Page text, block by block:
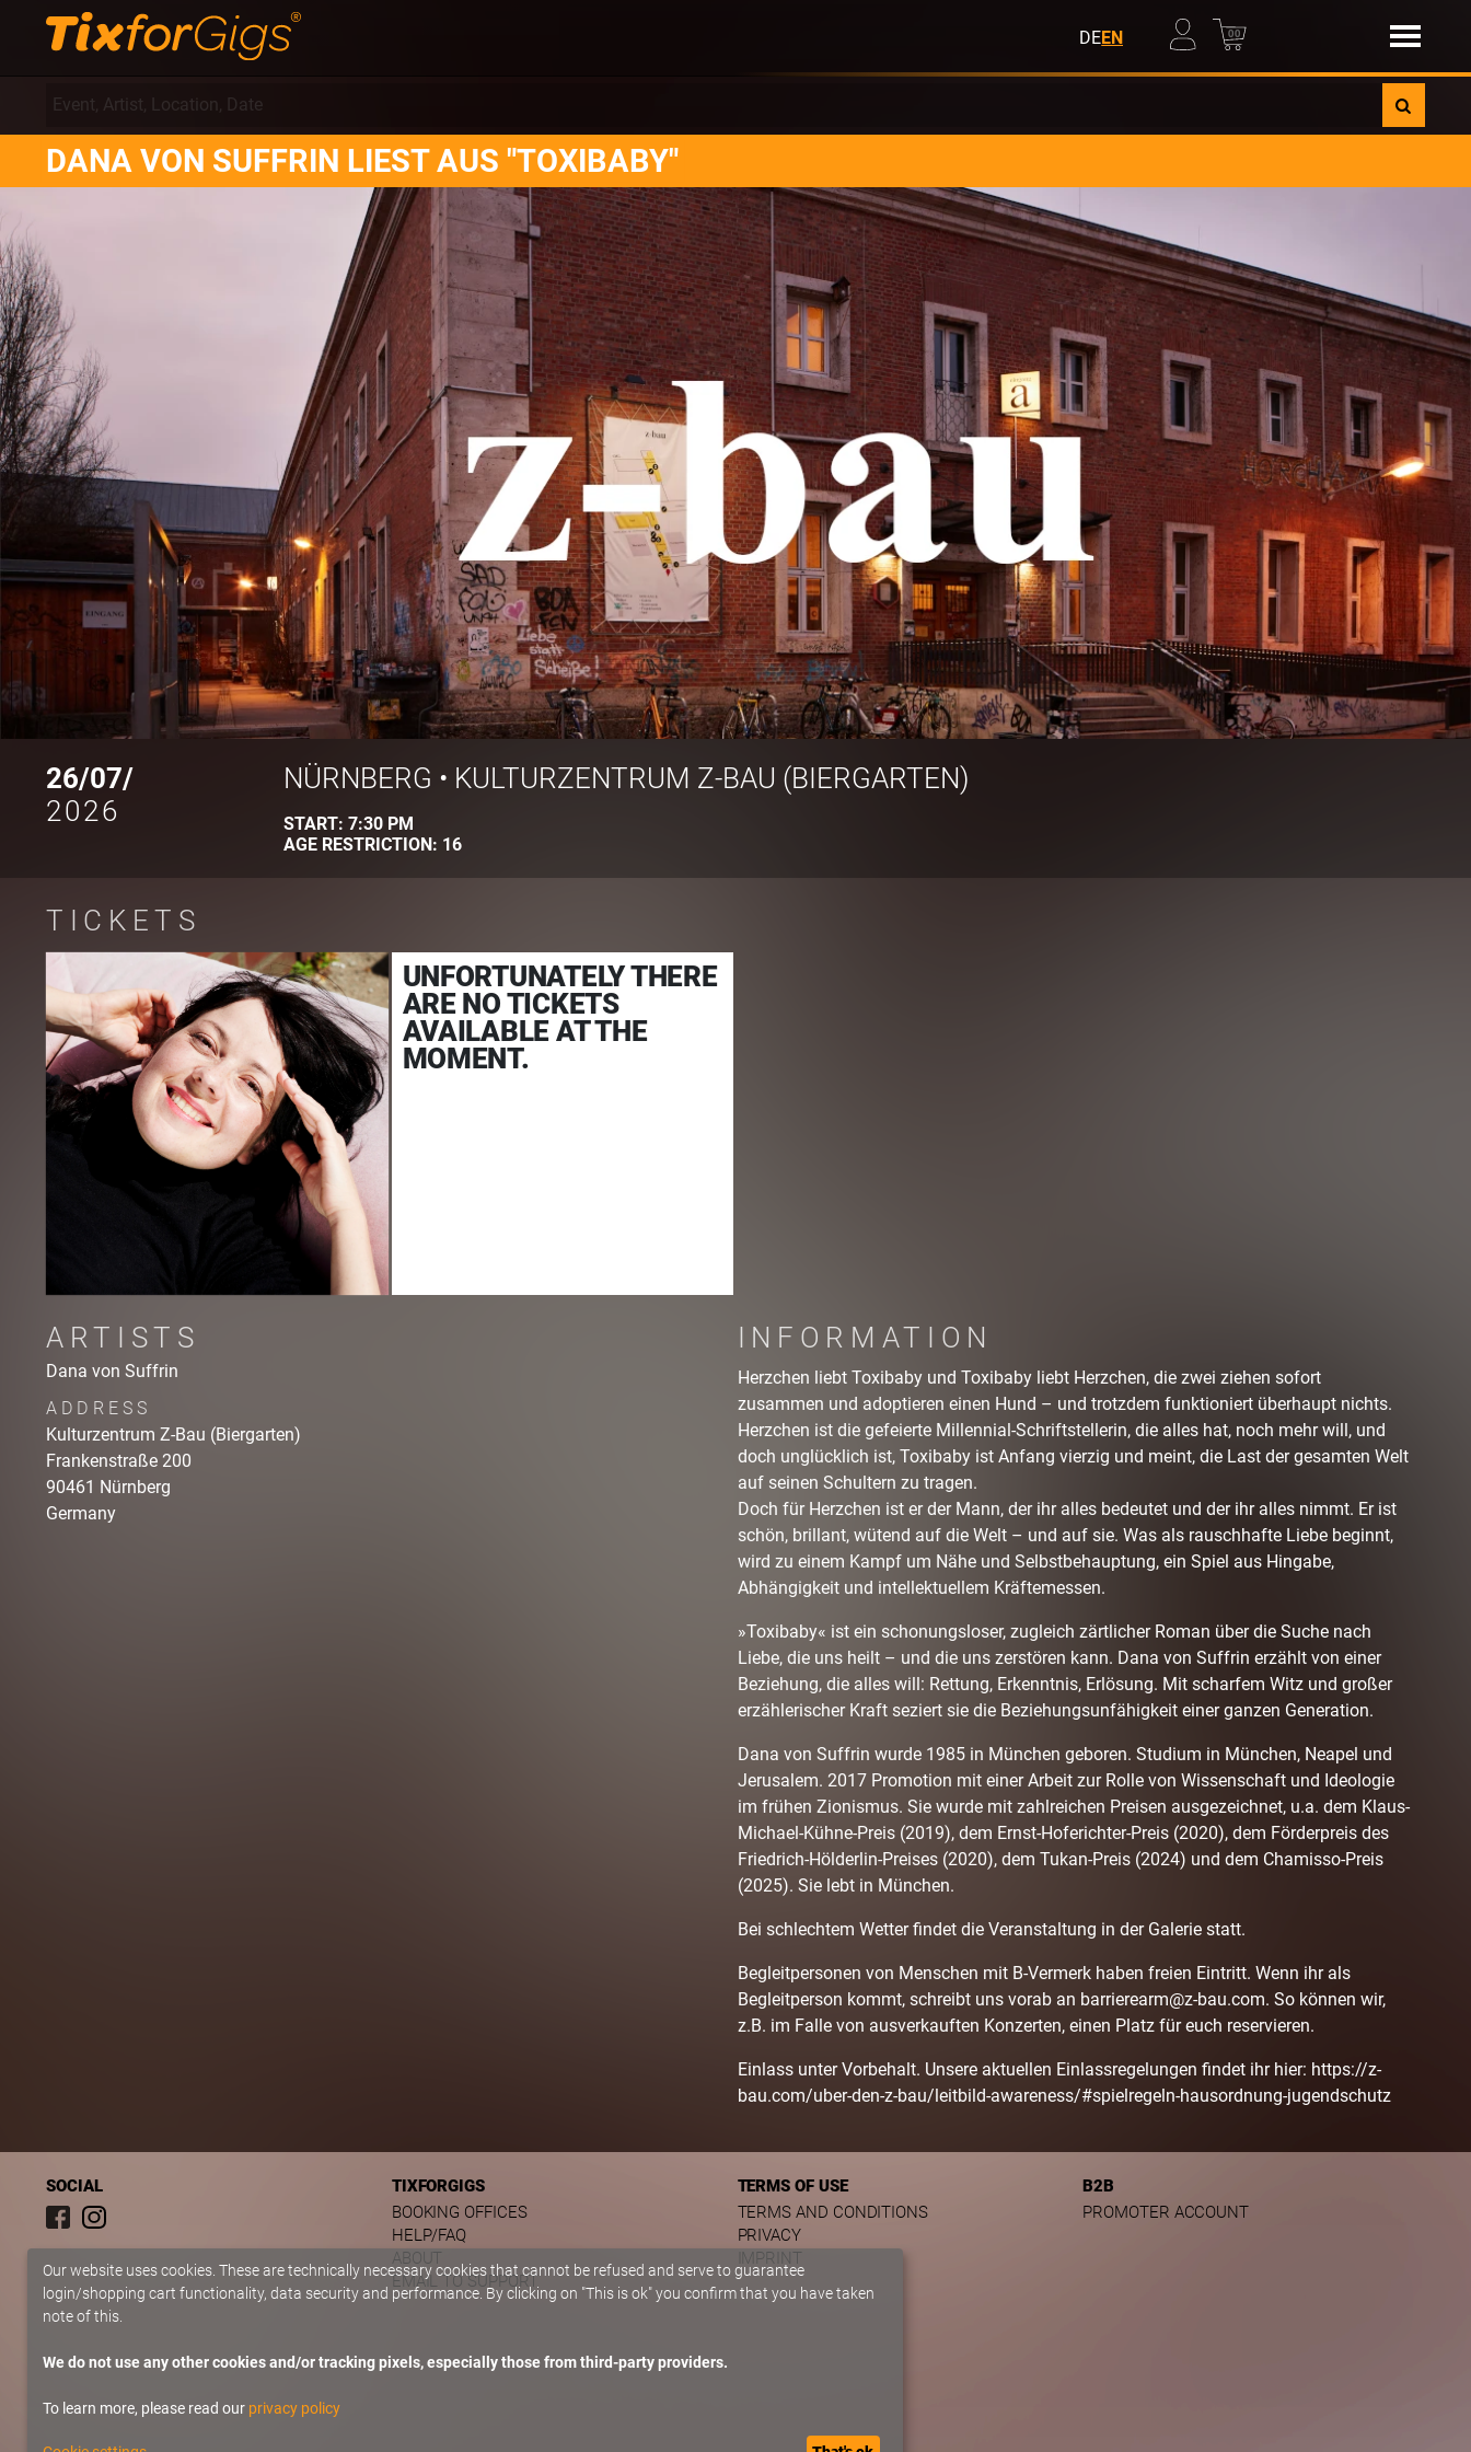
DEEN 00
DANA VON SUFFRIN LIEST AUS "TOXIBABY"
26/07/
2026
NÜRNBERG • KULTURZENTRUM Z-BAU (BIERGARTEN)
START: 7:30 PM
AGE RESTRICTION: 16
TICKETS
UNFORTUNATELY THERE
ARE NO TICKETS
AVAILABLE AT THE
MOMENT.
ARTISTS
Dana von Suffrin
ADDRESS
Kulturzentrum Z-Bau (Biergarten)
Frankenstraße 200
90461 Nürnberg
Germany
INFORMATION
Herzchen liebt Toxibaby und Toxibaby liebt Herzchen, die zwei ziehen sofort
zusammen und adoptieren einen Hund – und trotzdem funktioniert überhaupt nichts.
Herzchen ist die gefeierte Millennial-Schriftstellerin, die alles hat, noch mehr will, und
doch unglücklich ist, Toxibaby ist Anfang vierzig und meint, die Last der gesamten Welt
auf seinen Schultern zu tragen.
Doch für Herzchen ist er der Mann, der ihr alles bedeutet und der ihr alles nimmt. Er ist
schön, brillant, wütend auf die Welt – und auf sie. Was als rauschhafte Liebe beginnt,
wird zu einem Kampf um Nähe und Selbstbehauptung, ein Spiel aus Hingabe,
Abhängigkeit und intellektuellem Kräftemessen.
»Toxibaby« ist ein schonungsloser, zugleich zärtlicher Roman über die Suche nach
Liebe, die uns heilt – und die uns zerstören kann. Dana von Suffrin erzählt von einer
Beziehung, die alles will: Rettung, Erkenntnis, Erlösung. Mit scharfem Witz und großer
erzählerischer Kraft seziert sie die Beziehungsunfähigkeit einer ganzen Generation.
Dana von Suffrin wurde 1985 in München geboren. Studium in München, Neapel und
Jerusalem. 2017 Promotion mit einer Arbeit zur Rolle von Wissenschaft und Ideologie
im frühen Zionismus. Sie wurde mit zahlreichen Preisen ausgezeichnet, u.a. dem Klaus-
Michael-Kühne-Preis (2019), dem Ernst-Hoferichter-Preis (2020), dem Förderpreis des
Friedrich-Hölderlin-Preises (2020), dem Tukan-Preis (2024) und dem Chamisso-Preis
(2025). Sie lebt in München.
Bei schlechtem Wetter findet die Veranstaltung in der Galerie statt.
Begleitpersonen von Menschen mit B-Vermerk haben freien Eintritt. Wenn ihr als
Begleitperson kommt, schreibt uns vorab an barrierearm@z-bau.com. So können wir,
z.B. im Falle von ausverkauften Konzerten, einen Platz für euch reservieren.
Einlass unter Vorbehalt. Unsere aktuellen Einlassregelungen findet ihr hier: https://z-
bau.com/uber-den-z-bau/leitbild-awareness/#spielregeln-hausordnung-jugendschutz
SOCIAL
TIXFORGIGS
BOOKING OFFICES
HELP/FAQ
ABOUT
EMAIL TO SUPPORT
TERMS OF USE
TERMS AND CONDITIONS
PRIVACY
IMPRINT
B2B
PROMOTER ACCOUNT
Our website uses cookies. These are technically necessary cookies that cannot be refused and serve to guarantee
login/shopping cart functionality, data security and performance. By clicking on "This is ok" you confirm that you have taken
note of this.
We do not use any other cookies and/or tracking pixels, especially those from third-party providers.
To learn more, please read our privacy policy